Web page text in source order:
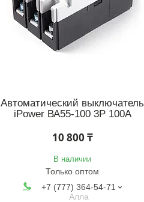
Автоматический выключатель
iPower ВА55-100 3Р 100А
10 800 ₸
В наличии
Только оптом
+7 (777) 364-54-71
Алла